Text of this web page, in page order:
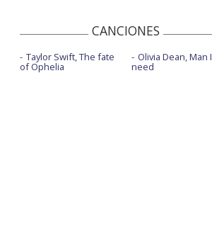
CANCIONES
Taylor Swift, The fate
of Ophelia
Olivia Dean, Man I
need